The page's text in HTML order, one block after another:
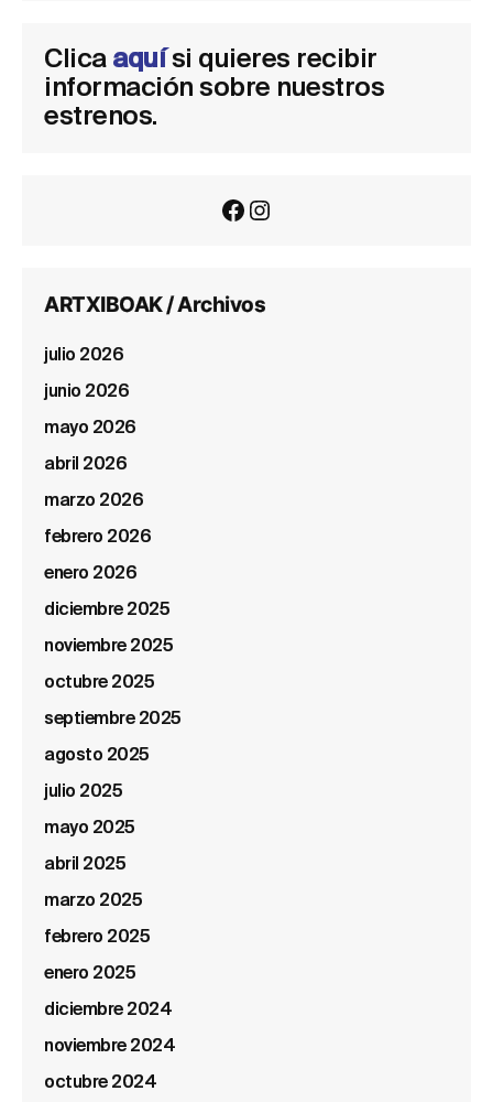
Clica aquísi quieres recibir
información sobre nuestros
estrenos.
Facebook
Instagram
ARTXIBOAK / Archivos
julio 2026
junio 2026
mayo 2026
abril 2026
marzo 2026
febrero 2026
enero 2026
diciembre 2025
noviembre 2025
octubre 2025
septiembre 2025
agosto 2025
julio 2025
mayo 2025
abril 2025
marzo 2025
febrero 2025
enero 2025
diciembre 2024
noviembre 2024
octubre 2024